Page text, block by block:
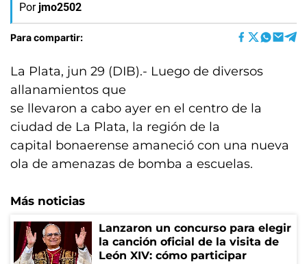
Por jmo2502
Para compartir:
La Plata, jun 29 (DIB).- Luego de diversos
allanamientos que
se llevaron a cabo ayer en el centro de la
ciudad de La Plata, la región de la
capital bonaerense amaneció con una nueva
ola de amenazas de bomba a escuelas.
Más noticias
Lanzaron un concurso para elegir
la canción oficial de la visita de
León XIV: cómo participar